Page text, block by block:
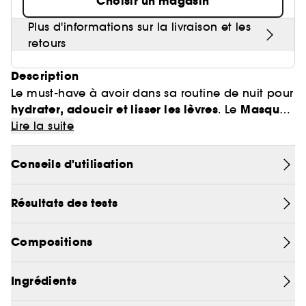
Plus d'informations sur la livraison et les
retours
Description
Le must-have à avoir dans sa routine de nuit pour
hydrater, adoucir et lisser les lèvres. Le Masque
de Nuit pour les Lèvres
nouvelle saveurqui va venir rafraîchir les lèvres.
• Plus besoin de le présenter : le
Masque de Nuit
pour les Lèvresqui
intensément
lèvres
plus douces dès le réveil
• Unenouvelle saveur Limonade Bleue, qui
apporte une
citronnée
Lire la suite
Conseils d'utilisation
Résultats des tests
Compositions
Ingrédients